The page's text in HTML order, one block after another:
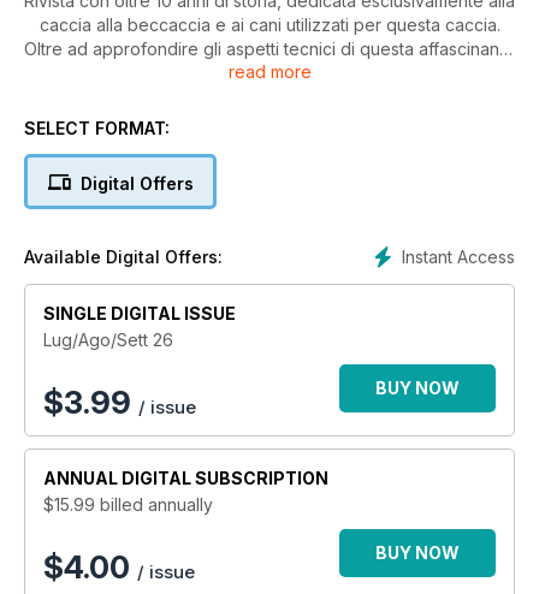
caccia alla beccaccia e ai cani utilizzati per questa caccia.
Oltre ad approfondire gli aspetti tecnici di questa affascinante
caccia, affronta le tematiche scientifiche, biologiche e sociali
parla delle varie tecniche di caccia, delle tradizioni che fanno
problematiche gestionali che interessano questo migratore,
delle varie razze canine selezionate per questo tipo di
prove tecniche, cinofilia, ricette e quanto di estetico gira
intorno a questa nobile caccia. Non mancano articoli di caccia
alla beccaccia all’estero, sempre nel rispetto delle piu’
rigorose tradizioni venatorie.
read more
SELECT FORMAT:
Digital Offers
Instant Access
Available Digital Offers:
SINGLE DIGITAL ISSUE
Lug/Ago/Sett 26
$3.99 / issue
BUY NOW
ANNUAL DIGITAL SUBSCRIPTION
$15.99 billed annually
$4.00 / issue
BUY NOW